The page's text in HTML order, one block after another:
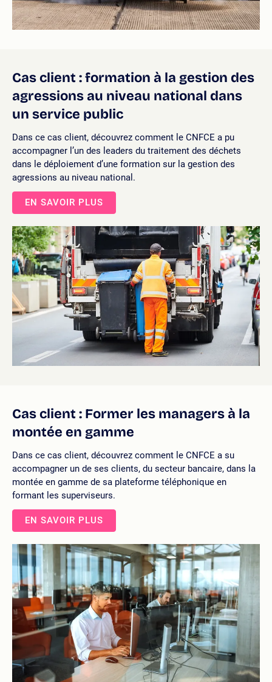
Cas client : formation à la gestion des
agressions au niveau national dans
un service public
Dans ce cas client, découvrez comment le CNFCE a pu
accompagner l’un des leaders du traitement des déchets
dans le déploiement d’une formation sur la gestion des
agressions au niveau national.
EN SAVOIR PLUS
Cas client : Former les managers à la
montée en gamme
Dans ce cas client, découvrez comment le CNFCE a su
accompagner un de ses clients, du secteur bancaire, dans la
montée en gamme de sa plateforme téléphonique en
formant les superviseurs.
EN SAVOIR PLUS